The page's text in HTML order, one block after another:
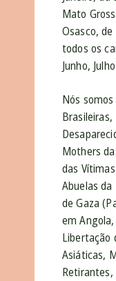
Mato
Osasco,
todos os
Junho,
Nós
Mothers
das
Abuelas
de Gaza
em
Libertação
Asiáticas,
Retirantes,